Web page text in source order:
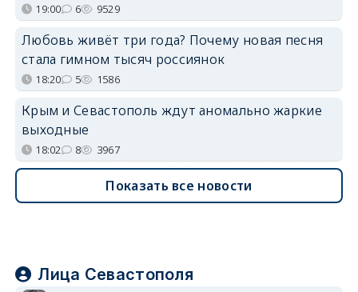
19:00 6 9529
Любовь живёт три года? Почему новая песня
стала гимном тысяч россиянок
18:20 5 1586
Крым и Севастополь ждут аномально жаркие
выходные
18:02 8 3967
Показать все новости
Лица Севастополя